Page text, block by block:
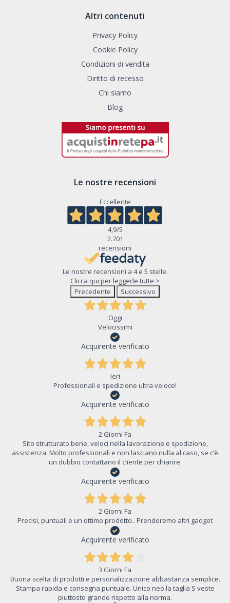
Altri contenuti
Privacy Policy
Cookie Policy
Condizioni di vendita
Diritto di recesso
Chi siamo
Blog
Le nostre recensioni
Eccellente
4,9/5
2.701
recensioni
Le nostre recensioni a 4 e 5 stelle.
Clicca qui per leggerle tutte >
Precedente
Successivo
Oggi
Velocissimi
Acquirente verificato
Ieri
Professionali e spedizione ultra veloce!
Acquirente verificato
2 Giorni Fa
Sito strutturato bene, veloci nella lavorazione e spedizione,
assistenza. Molto professionali e non lasciano nulla al caso, se c’è
un dubbio contattano il cliente per chiarire.
Acquirente verificato
2 Giorni Fa
Precisi, puntuali e un ottimo prodotto.. Prenderemo altri gadget
Acquirente verificato
3 Giorni Fa
Buona scelta di prodotti e personalizzazione abbastanza semplice.
Stampa rapida e consegna puntuale. Unico neo la taglia S veste
piuttosto grande rispetto alla norma.